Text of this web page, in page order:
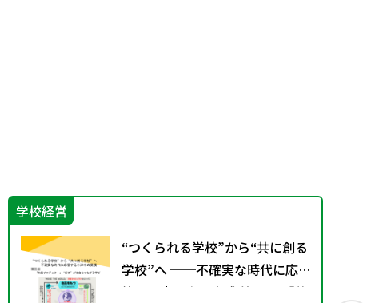
学校経営
“つくられる学校”から“共に創る
学校”へ ──不確実な時代に応
答する小津中の実践 第三回 「共